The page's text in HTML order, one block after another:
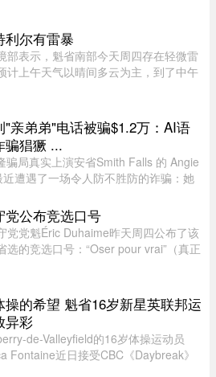
利尔有雷暴
部表示，魁省南部今天周四存在轻微雷
计上午天气以晴间多云为主，到了中午
区下午也有可能受 ...
"亲弟弟"电话被骗$1.2万：AI语
骗猖獗 ...
骗局真实上演安省Smith Falls 的 Angie
遭遇了一场令人防不胜防的诈骗：她
弟的名字，连声音都几乎一模一
头听起来真的就是我 ...
党公布竞选口号
党党魁Éric Duhaime昨天周四公布了该
选的竞选口号：“Oser pour vrai”（真正
CAQ）、 ...
操的希望 魁省16岁新星英联邦运
异彩
de-Valleyfield的16岁体操运动员
Fontaine近日接受CBC《Daybreak》